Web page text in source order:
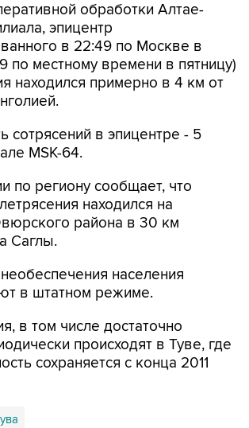
обработки Алтае-
эпицентр
в 22:49 по Москве в
по местному времени в пятницу)
находился примерно в 4 км от
сотрясений в эпицентре - 5
MSK-64.
по региону сообщает, что
находился на
района в 30 км
Саглы.
населения
в штатном режиме.
в том числе достаточно
происходят в Туве, где
сохраняется с конца 2011